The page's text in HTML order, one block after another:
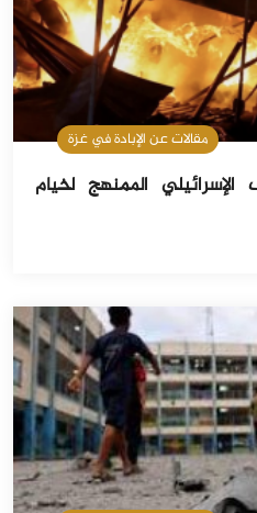
مقالات عن الإبادة في غزة
الممنهج لخيام